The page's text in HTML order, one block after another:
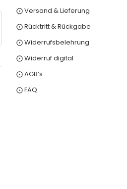
⨀ Versand & Lieferung
⨀ Rücktritt & Rückgabe
⨀ Widerrufsbelehrung
⨀ Widerruf digital
⨀ AGB’s
⨀ FAQ